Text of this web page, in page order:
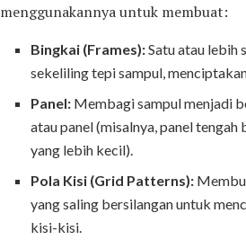
menggunakannya untuk membuat:
Bingkai (Frames):Satu atau lebih
sekeliling tepi sampul,
Panel: Membagi sampul menjadi
atau panel (misalnya, panel tengah
yang lebih kecil).
Pola Kisi (Grid Patterns):
yang saling bersilangan untuk
kisi-kisi.